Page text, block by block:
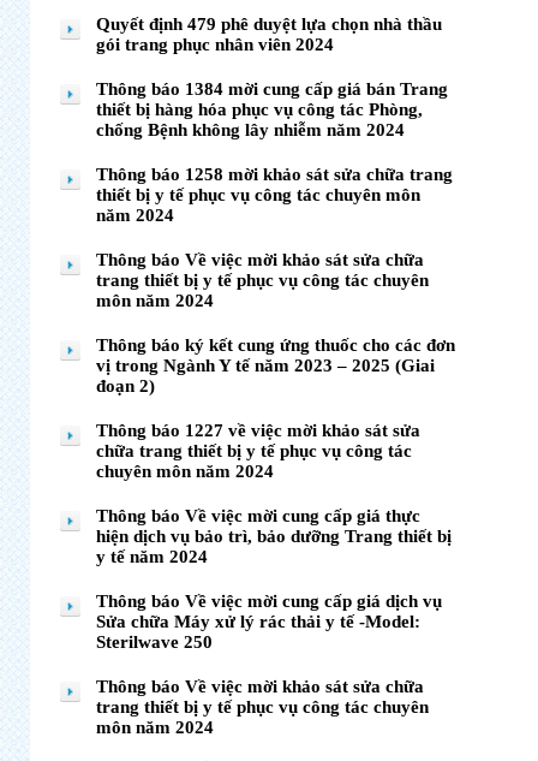
Quyết định 479 phê duyệt lựa chọn nhà thầu
gói trang phục nhân viên 2024
Thông báo 1384 mời cung cấp giá bán Trang
thiết bị hàng hóa phục vụ công tác Phòng,
chống Bệnh không lây nhiễm năm 2024
Thông báo 1258 mời khảo sát sửa chữa trang
thiết bị y tế phục vụ công tác chuyên môn
năm 2024
Thông báo Về việc mời khảo sát sửa chữa
trang thiết bị y tế phục vụ công tác chuyên
môn năm 2024
Thông báo ký kết cung ứng thuốc cho các đơn
vị trong Ngành Y tế năm 2023 – 2025 (Giai
đoạn 2)
Thông báo 1227 về việc mời khảo sát sửa
chữa trang thiết bị y tế phục vụ công tác
chuyên môn năm 2024
Thông báo Về việc mời cung cấp giá thực
hiện dịch vụ bảo trì, bảo dưỡng Trang thiết bị
y tế năm 2024
Thông báo Về việc mời cung cấp giá dịch vụ
Sửa chữa Máy xử lý rác thải y tế -Model:
Sterilwave 250
Thông báo Về việc mời khảo sát sửa chữa
trang thiết bị y tế phục vụ công tác chuyên
môn năm 2024